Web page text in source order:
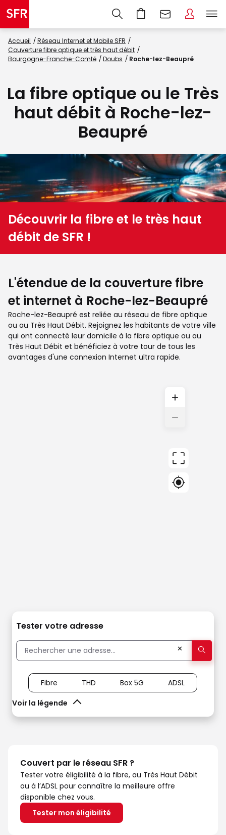
Accueil
Réseau Internet et Mobile SFR
Couverture fibre optique et très haut débit
Bourgogne-Franche-Comté
Doubs Roche-lez-Beaupré
La fibre optique ou le Très
haut débit à Roche-lez-
Beaupré
Découvrir la fibre et le très haut
débit de SFR !
L'étendue de la couverture fibre
et internet à Roche-lez-Beaupré
Roche-lez-Beaupré est reliée au réseau de fibre optique
ou au Très Haut Débit. Rejoignez les habitants de votre ville
qui ont connecté leur domicile à la fibre optique ou au
Très Haut Débit et bénéficiez à votre tour de tous les
avantages d'une connexion Internet ultra rapide.
+
−
Tester votre adresse
✕
Voir la légende
Fibre THD Box 5G ADSL
Couvert par le réseau SFR ?
Tester votre éligibilité à la fibre, au Très Haut Débit
ou à l’ADSL pour connaître la meilleure offre
disponible chez vous.
Tester mon éligibilité